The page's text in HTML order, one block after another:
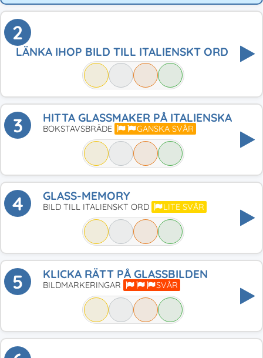
2
LÄNKA IHOP BILD TILL ITALIENSKT ORD
3 HITTA GLASSMAKER PÅ ITALIENSKA
BOKSTAVSBRÄDE GANSKA SVÅR
4 GLASS-MEMORY
BILD TILL ITALIENSKT ORD LITE SVÅR
5 KLICKA RÄTT PÅ GLASSBILDEN
BILDMARKERINGAR SVÅR